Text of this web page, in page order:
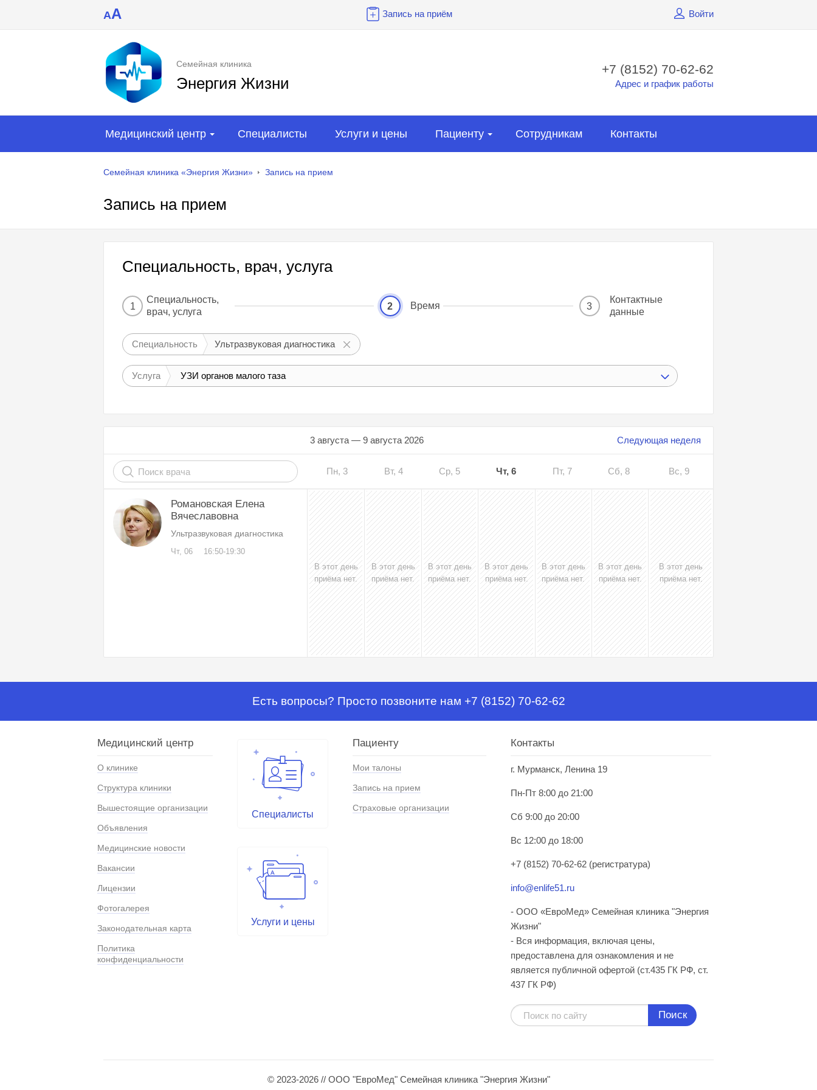
AA Запись на приём Войти
Семейная клиника
Энергия Жизни
+7 (8152) 70-62-62
Адрес и график работы
Медицинский центр Специалисты Услуги и цены Пациенту Сотрудникам Контакты
Семейная клиника «Энергия Жизни» Запись на прием
Запись на прием
Специальность, врач, услуга
1
Специальность,
врач, услуга
2 Время 3
Контактные
данные
Специальность Ультразвуковая диагностика
Услуга УЗИ органов малого таза
Следующая неделя
3 августа — 9 августа 2026
Пн, 3 Вт, 4 Ср, 5 Чт, 6 Пт, 7 Сб, 8 Вс, 9
Романовская Елена
Вячеславовна
Ультразвуковая диагностика
Чт, 06
16:50-19:30
В этот день
приёма нет.
В этот день
приёма нет.
В этот день
приёма нет.
В этот день
приёма нет.
В этот день
приёма нет.
В этот день
приёма нет.
В этот день
приёма нет.
Есть вопросы? Просто позвоните нам +7 (8152) 70-62-62
Медицинский центр
О клинике
Структура клиники
Вышестоящие организации
Объявления
Медицинские новости
Вакансии
Лицензии
Фотогалерея
Законодательная карта
Политика
конфиденциальности
Специалисты
Услуги и цены
Пациенту
Мои талоны
Запись на прием
Страховые организации
Контакты
г. Мурманск, Ленина 19
Пн-Пт 8:00 до 21:00
Сб 9:00 до 20:00
Вс 12:00 до 18:00
+7 (8152) 70-62-62 (регистратура)
info@enlife51.ru
- ООО «ЕвроМед» Семейная клиника "Энергия
Жизни"
- Вся информация, включая цены,
предоставлена для ознакомления и не
является публичной офертой (ст.435 ГК РФ, cт.
437 ГК РФ)
Поиск
© 2023-2026 // ООО "ЕвроМед" Семейная клиника "Энергия Жизни"